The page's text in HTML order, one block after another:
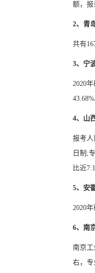
额，报
2、青
共有
3、宁
2020
4、山
报考人
日制;
比近7:1
5、安
2020
6、南
南京工
右，专